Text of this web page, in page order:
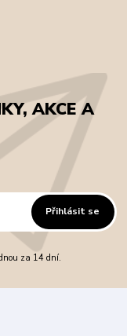
AKCE A
Přihlásit se
za 14 dní.